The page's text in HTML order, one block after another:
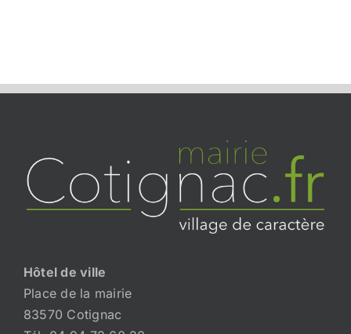
Hôtel de ville
Place de la mairie
83570 Cotignac